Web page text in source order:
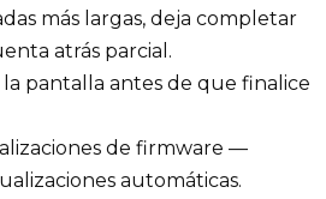
más largas, deja completar
atrás parcial.
la pantalla antes de que finalice
de firmware —
automáticas.